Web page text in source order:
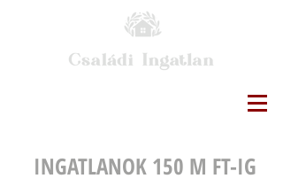
INGATLANOK 150 M FT-IG